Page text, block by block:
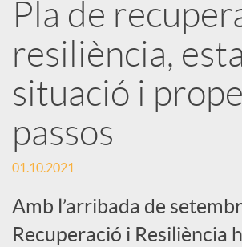
a
r
x
e
s
Pla de
resiliència,
situació i
passos
01.10.2021
Amb l’arribada de
Recuperació i Resiliència